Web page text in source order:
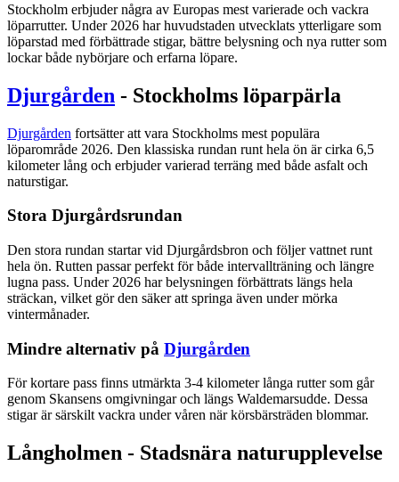
Stockholm erbjuder några av Europas mest varierade och vackra
löparrutter. Under 2026 har huvudstaden utvecklats ytterligare som
löparstad med förbättrade stigar, bättre belysning och nya rutter som
lockar både nybörjare och erfarna löpare.
Djurgården - Stockholms löparpärla
Djurgården fortsätter att vara Stockholms mest populära
löparområde 2026. Den klassiska rundan runt hela ön är cirka 6,5
kilometer lång och erbjuder varierad terräng med både asfalt och
naturstigar.
Stora Djurgårdsrundan
Den stora rundan startar vid Djurgårdsbron och följer vattnet runt
hela ön. Rutten passar perfekt för både intervallträning och längre
lugna pass. Under 2026 har belysningen förbättrats längs hela
sträckan, vilket gör den säker att springa även under mörka
vintermånader.
Mindre alternativ på Djurgården
För kortare pass finns utmärkta 3-4 kilometer långa rutter som går
genom Skansens omgivningar och längs Waldemarsudde. Dessa
stigar är särskilt vackra under våren när körsbärsträden blommar.
Långholmen - Stadsnära naturupplevelse